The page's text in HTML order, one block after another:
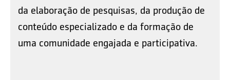
da elaboração de pesquisas, da produção de
conteúdo especializado e da formação de
uma comunidade engajada e participativa.